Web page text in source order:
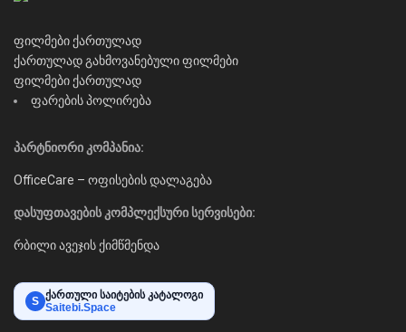
ფილმები ქართულად
ქართულად გახმოვანებული ფილმები
ფილმები ქართულად
ფარების პოლირება
პარტნიორი კომპანია:
OfficeCare – ოფისების დალაგება
დასუფთავების კომპლექსური სერვისები:
რბილი ავეჯის ქიმწმენდა
S ქართული საიტების კატალოგი
Saitebi.Space